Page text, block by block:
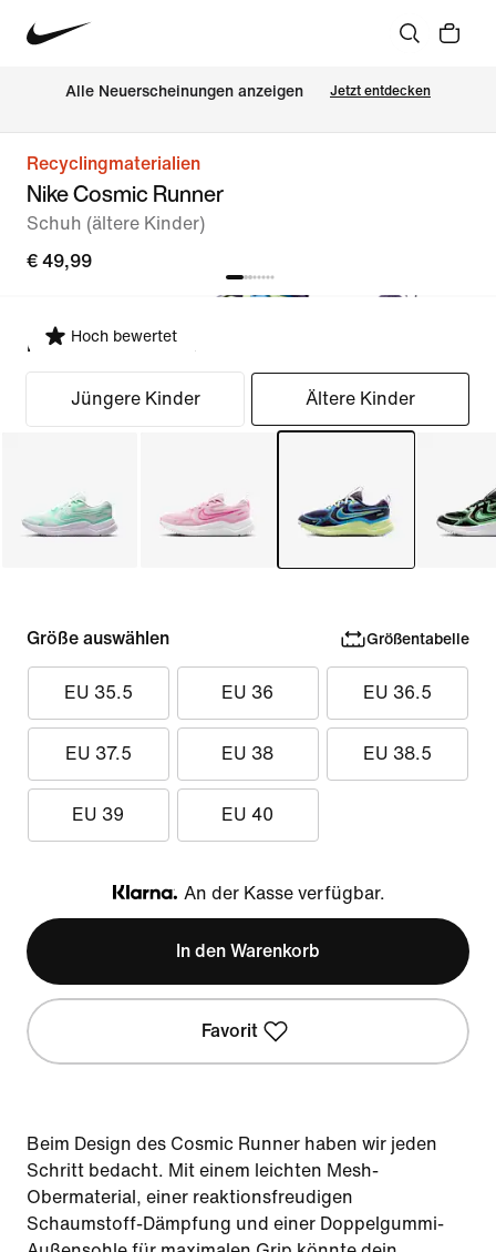
Alle Neuerscheinungen anzeigen Jetzt entdecken
Recyclingmaterialien
Nike Cosmic Runner
Schuh (ältere Kinder)
€ 49,99
Hoch bewertet
Passform auswählen
Jüngere Kinder Ältere Kinder
Größe auswählen Größentabelle
EU 35.5 EU 36 EU 36.5
EU 37.5 EU 38 EU 38.5
EU 39 EU 40
Klarna
An der Kasse verfügbar.
In den Warenkorb
Favorit
Beim Design des Cosmic Runner haben wir jeden
Schritt bedacht. Mit einem leichten Mesh-
Obermaterial, einer reaktionsfreudigen
Schaumstoff-Dämpfung und einer Doppelgummi-